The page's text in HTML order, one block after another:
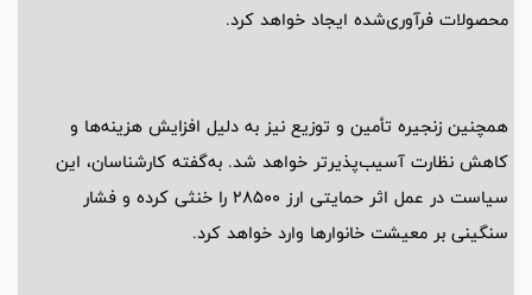
محصولات فرآوری‌شده ایجاد خواهد کرد.
همچنین زنجیره تأمین و توزیع نیز به دلیل افزایش هزینه‌ها و
کاهش نظارت آسیب‌پذیرتر خواهد شد. به‌گفته کارشناسان، این
سیاست در عمل اثر حمایتی ارز 28500 را خنثی کرده و فشار
سنگینی بر معیشت خانوارها وارد خواهد کرد.